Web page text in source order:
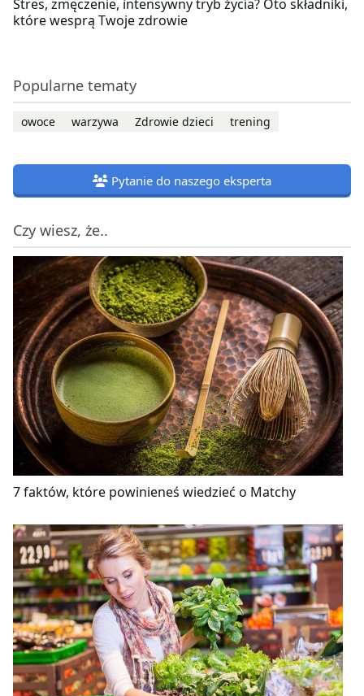
Stres, zmęczenie, intensywny tryb życia? Oto składniki,
które wesprą Twoje zdrowie
Popularne tematy
owoce warzywa Zdrowie dzieci trening
Pytanie do naszego eksperta
Czy wiesz, że..
7 faktów, które powinieneś wiedzieć o Matchy